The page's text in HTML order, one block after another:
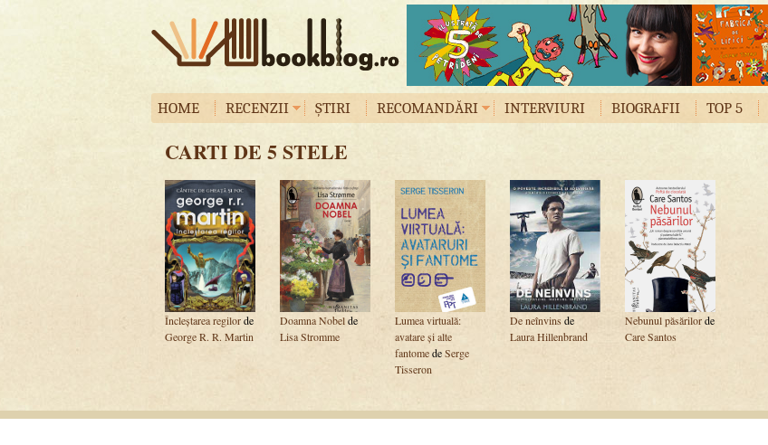
HOME RECENZII ȘTIRI RECOMANDĂRI INTERVIURI BIOGRAFII TOP 5
CARTI DE 5 STELE
Încleștarea regilorde
George R. R. Martin
Doamna Nobelde
Lisa Stromme
Lumea virtuală:
avatare și alte
fantomedeSerge
Tisseron
De neînvins de
Laura Hillenbrand
Nebunul păsărilorde
Care Santos